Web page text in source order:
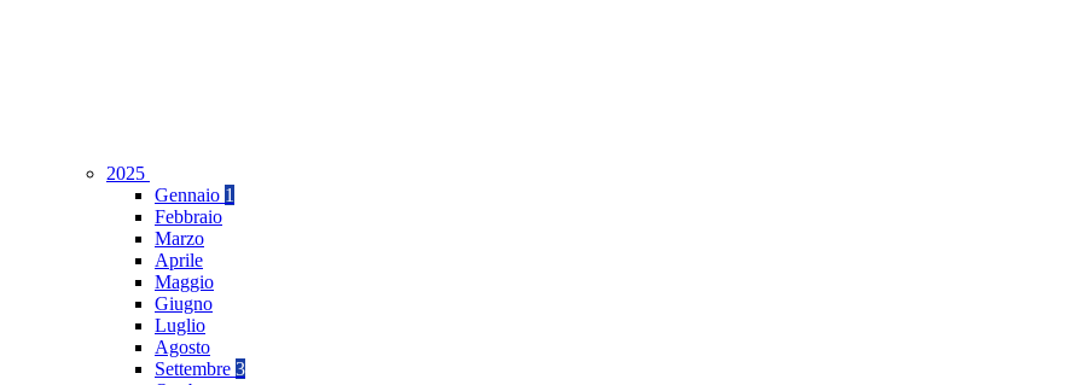
2025
Gennaio 1
Febbraio
Marzo
Aprile
Maggio
Giugno
Luglio
Agosto
Settembre 3